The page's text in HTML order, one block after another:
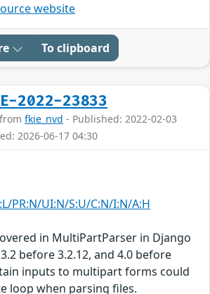
website
To clipboard
2022-23833
fkie_nvd - Published: 2022-02-03
2026-06-17 04:30
PR:N/UI:N/S:U/C:N/I:N/A:H
in MultiPartParser in Django
before 3.2.12, and 4.0 before
inputs to multipart forms could
loop when parsing files.